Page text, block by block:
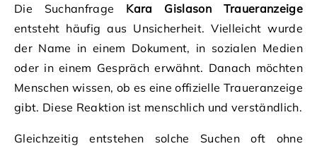
Die Suchanfrage Kara Gislason Traueranzeige
entsteht häufig aus Unsicherheit. Vielleicht wurde
der Name in einem Dokument, in sozialen Medien
oder in einem Gespräch erwähnt. Danach möchten
Menschen wissen, ob es eine offizielle Traueranzeige
gibt. Diese Reaktion ist menschlich und verständlich.
Gleichzeitig entstehen solche Suchen oft ohne